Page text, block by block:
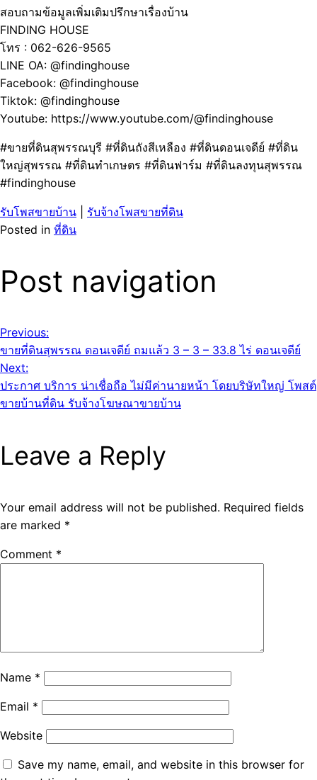
สอบถามข้อมูลเพิ่มเติมปรึกษาเรื่องบ้าน
FINDING HOUSE
โทร : 062-626-9565
LINE OA: @findinghouse
Facebook: @findinghouse
Tiktok: @findinghouse
Youtube: https://www.youtube.com/@findinghouse
#ขายที่ดินสุพรรณบุรี #ที่ดินถังสีเหลือง #ที่ดินดอนเจดีย์ #ที่ดิน
ใหญ่สุพรรณ #ที่ดินทำเกษตร #ที่ดินฟาร์ม #ที่ดินลงทุนสุพรรณ
#findinghouse
รับโพสขายบ้าน
รับจ้างโพสขายที่ดิน
Posted in ที่ดิน
Post navigation
Previous:
ขายที่ดินสุพรรณ ดอนเจดีย์ ถมแล้ว 3 – 3 – 33.8 ไร่ ดอนเจดีย์
Next:
ประกาศ บริการ น่าเชื่อถือ ไม่มีค่านายหน้า โดยบริษัทใหญ่ โพสต์
ขายบ้านที่ดิน รับจ้างโฆษณาขายบ้าน
Leave a Reply
Your email address will not be published. Required fields
are marked *
Comment *
Name *
Email *
Website
Save my name, email, and website in this browser for